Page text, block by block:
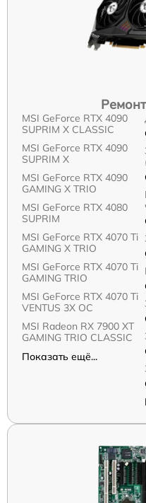
MSI GeForce RTX 4090
SUPRIM X CLASSIC
MSI GeForce RTX 4090
SUPRIM X
MSI GeForce RTX 4090
GAMING X TRIO
MSI GeForce RTX 4080
SUPRIM
MSI GeForce RTX 4070 Ti
GAMING X TRIO
MSI GeForce RTX 4070 Ti
GAMING TRIO
MSI GeForce RTX 4070 Ti
VENTUS 3X OC
MSI Radeon RX 7900 XT
GAMING TRIO CLASSIC
Показать ещё...